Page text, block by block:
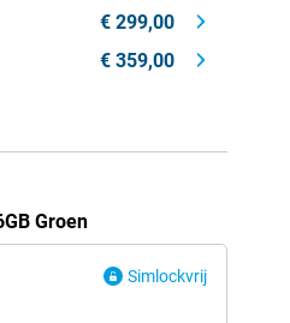
€ 299,00
€ 359,00
Groen
Simlockvrij